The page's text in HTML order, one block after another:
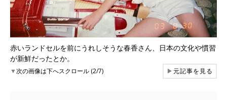
赤いランドセルを前にうれしそうな春香さん、日本の文化や慣習
が新鮮だったとか。
▼次の画像は下へスクロール (2/7) ▶元記事を見る